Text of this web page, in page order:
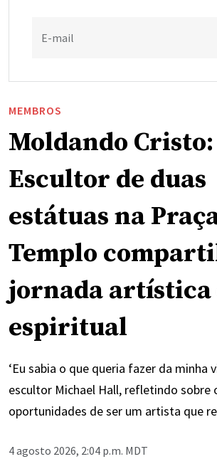
E-mail
MEMBROS
Moldando Cristo:
Escultor de duas
estátuas na
Templo
jornada artística
espiritual
‘Eu sabia o que queria fazer da minha
escultor Michael Hall, refletindo sobre
oportunidades de ser um artista que
4 agosto 2026, 2:04 p.m. MDT